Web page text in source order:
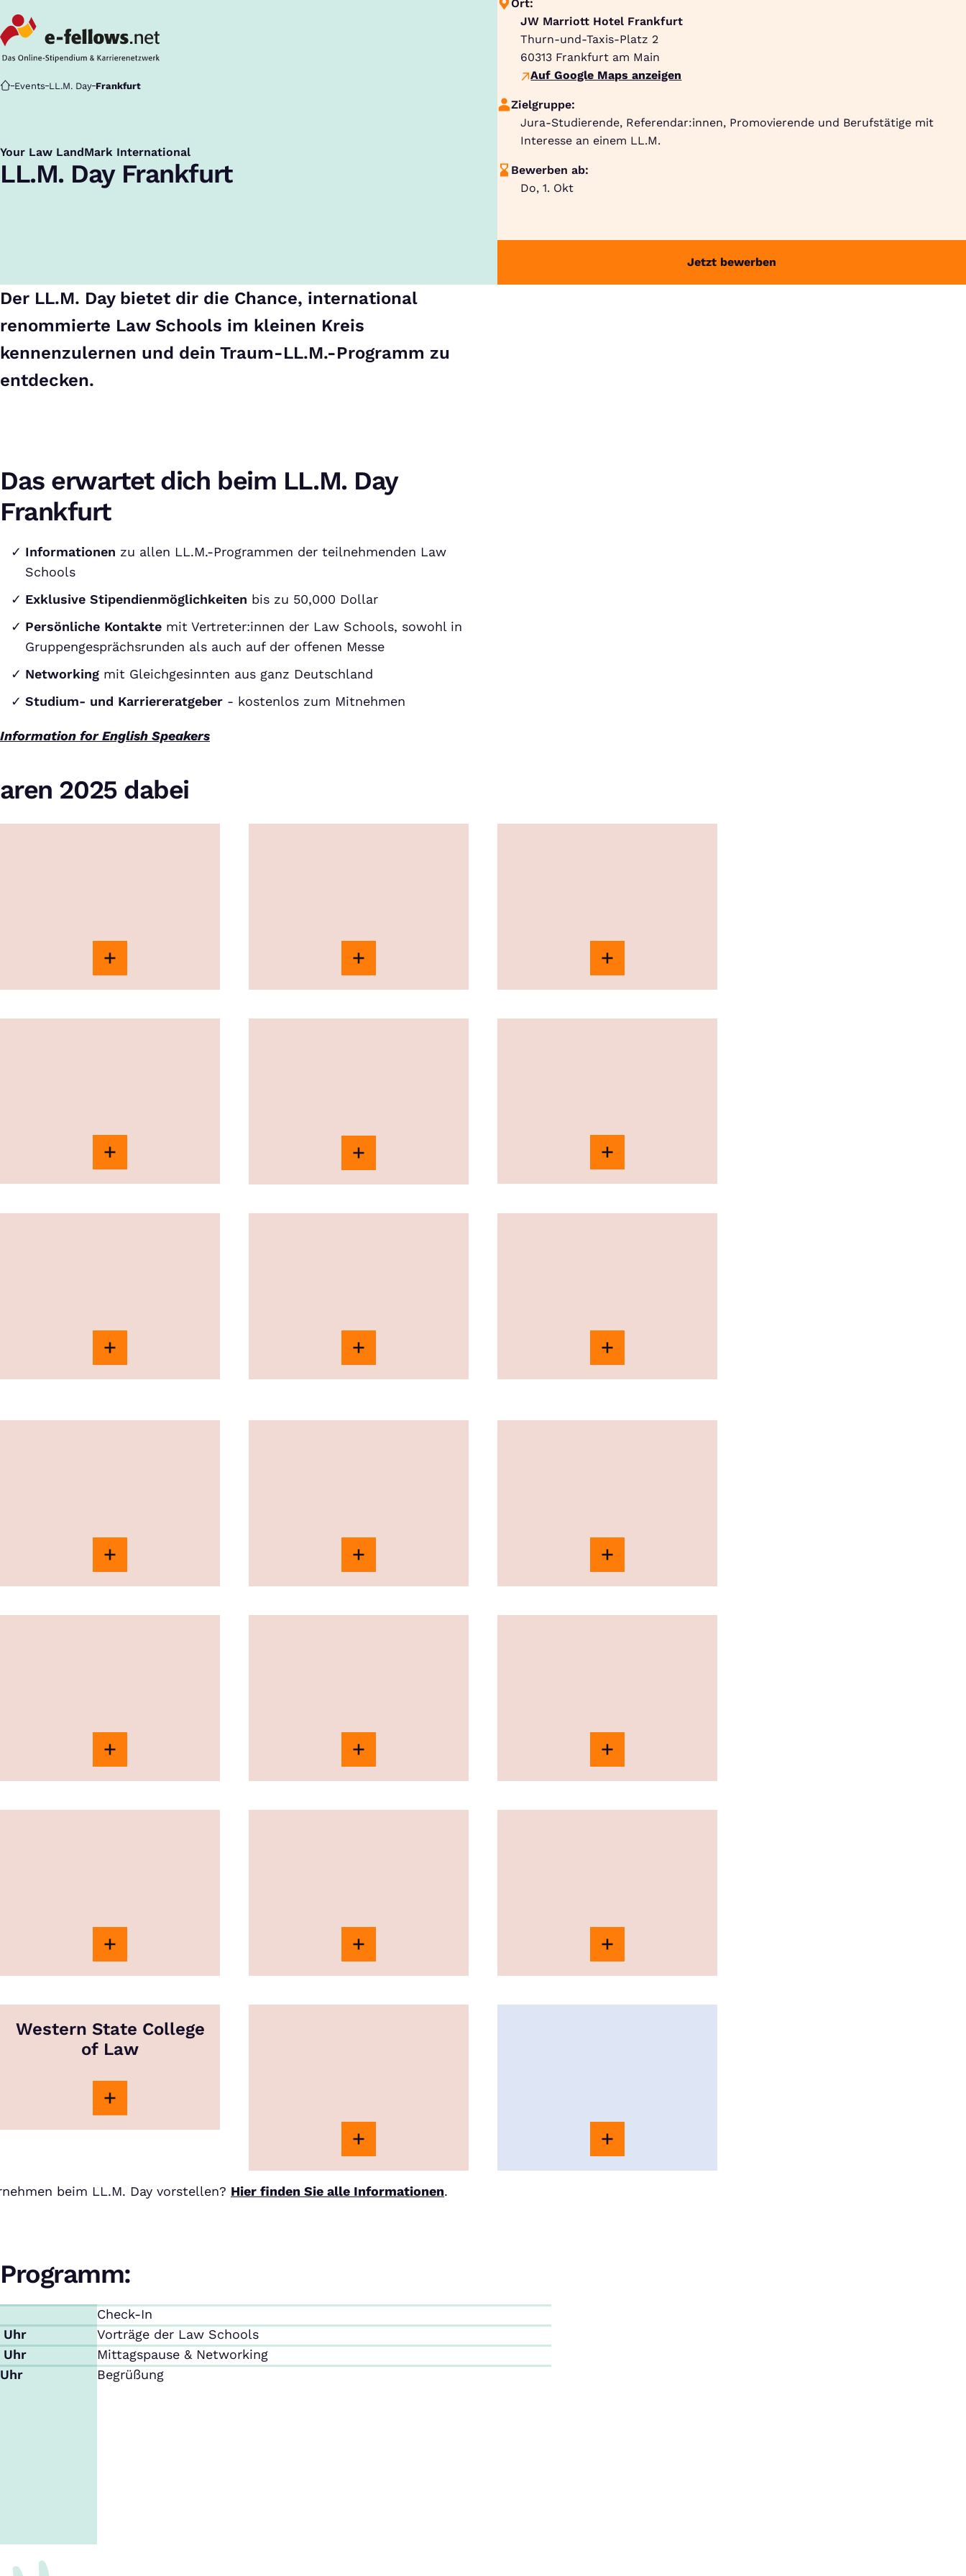
Startseite
Events LL.M. Day Frankfurt
Your Law LandMark International
:
LL.M. Day Frankfurt
Ort:
JW Marriott Hotel Frankfurt
Thurn-und-Taxis-Platz 2
60313 Frankfurt am Main
Auf Google Maps anzeigen
Zielgruppe:
Jura-Studierende, Referendar:innen, Promovierende und Berufstätige mit
Interesse an einem LL.M.
Bewerben ab:
Do, 1. Okt
Jetzt bewerben
Der LL.M. Day bietet dir die Chance, international
renommierte Law Schools im kleinen Kreis
kennenzulernen und dein Traum-LL.M.-Programm zu
entdecken.
Das erwartet dich beim LL.M. Day
Frankfurt
Informationen zu allen LL.M.-Programmen der teilnehmenden Law
Schools
Exklusive Stipendienmöglichkeiten bis zu 50,000 Dollar
Persönliche Kontakte mit Vertreter:innen der Law Schools, sowohl in
Gruppengesprächsrunden als auch auf der offenen Messe
Networking mit Gleichgesinnten aus ganz Deutschland
Studium- und Karriereratgeber - kostenlos zum Mitnehmen
Information for English Speakers
2025 dabei
Western State College
of Law
beim LL.M. Day vorstellen? Hier finden Sie alle Informationen.
Programm:
Check-In
Uhr
Vorträge der Law Schools
Uhr
Mittagspause & Networking
Begrüßung